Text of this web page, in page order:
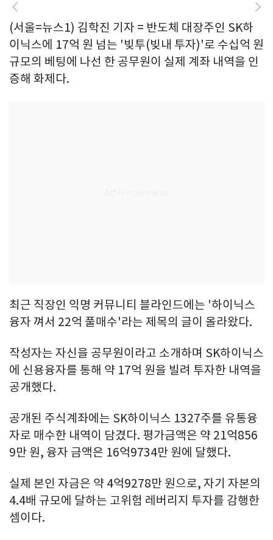
(서울=뉴스1) 김학진 기자 = 반도체 대장주인 SK하
이닉스에 17억 원 넘는 '빚투(빚내 투자)'로 수십억 원
규모의 베팅에 나선 한 공무원이 실제 계좌 내역을 인
증해 화제다.
최근 직장인 익명 커뮤니티 블라인드에는 '하이닉스
융자 껴서 22억 풀매수'라는 제목의 글이 올라왔다.
작성자는 자신을 공무원이라고 소개하며 SK하이닉스
에 신용융자를 통해 약 17억 원을 빌려 투자한 내역을
공개했다.
공개된 주식계좌에는 SK하이닉스 1327주를 유통융
자로 매수한 내역이 담겼다. 평가금액은 약 21억856
9만 원, 융자 금액은 16억9734만 원에 달했다.
실제 본인 자금은 약 4억9278만 원으로, 자기 자본의
4.4배 규모에 달하는 고위험 레버리지 투자를 감행한
셈이다.